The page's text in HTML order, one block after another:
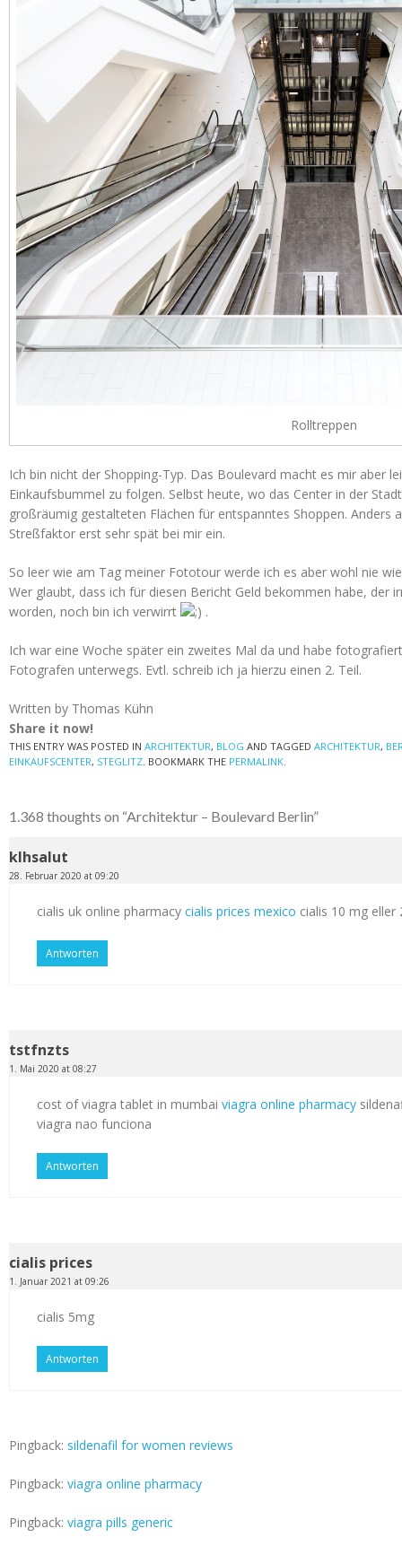
Rolltreppen
Ich bin nicht der Shopping-Typ. Das Boulevard macht es mir aber
Einkaufsbummel zu folgen. Selbst heute, wo das Center in der
großräumig gestalteten Flächen für entspanntes Shoppen. Anders
Streßfaktor erst sehr spät bei mir ein.
So leer wie am Tag meiner Fototour werde ich es aber wohl nie
Wer glaubt, dass ich für diesen Bericht Geld bekommen habe, der
worden, noch bin ich verwirrt
.
Ich war eine Woche später ein zweites Mal da und habe
Fotografen unterwegs. Evtl. schreib ich ja hierzu einen 2. Teil.
Written by Thomas Kühn
Share it now!
THIS ENTRY WAS POSTED IN ARCHITEKTUR, BLOG AND TAGGED ARCHITEKTUR,
EINKAUFSCENTER, STEGLITZ. BOOKMARK THE PERMALINK.
1.368 thoughts on “Architektur – Boulevard Berlin”
klhsalut
28. Februar 2020 at 09:20
cialis uk online pharmacy cialis prices mexico cialis 10 mg
Antworten
tstfnzts
1. Mai 2020 at 08:27
cost of viagra tablet in mumbai viagra online pharmacy
viagra nao funciona
Antworten
cialis prices
1. Januar 2021 at 09:26
cialis 5mg
Antworten
Pingback: sildenafil for women reviews
Pingback: viagra online pharmacy
Pingback: viagra pills generic